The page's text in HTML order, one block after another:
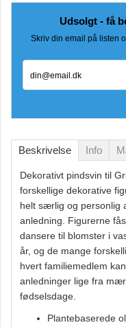
Udsolgt - få
Skriv din email på listen
Beskrivelse Info
Dekorativt pindsvin til
forskellige dekorative
helt særlig og personlig
anledning. Figurerne
dansere til blomster i
år, og de mange
hvert familiemedlem
anledninger lige fra
fødselsdage.
Plantebaserede